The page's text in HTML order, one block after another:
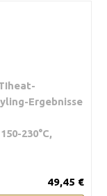
Ergebnisse
230°C,
49,45 €